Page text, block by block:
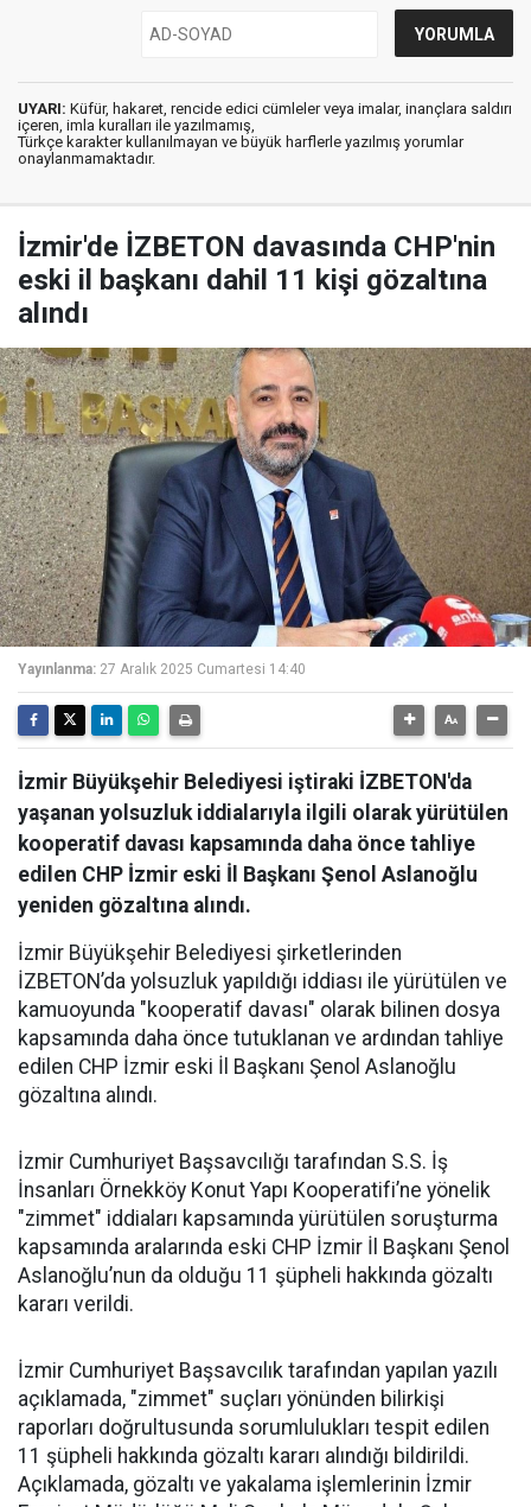
UYARI: Küfür, hakaret, rencide edici cümleler veya imalar, inançlara saldırı
içeren, imla kuralları ile yazılmamış,
Türkçe karakter kullanılmayan ve büyük harflerle yazılmış yorumlar
onaylanmamaktadır.
İzmir'de İZBETON davasında CHP'nin
eski il başkanı dahil 11 kişi gözaltına
alındı
Yayınlanma: 27 Aralık 2025 Cumartesi 14:40
İzmir Büyükşehir Belediyesi iştiraki İZBETON'da
yaşanan yolsuzluk iddialarıyla ilgili olarak yürütülen
kooperatif davası kapsamında daha önce tahliye
edilen CHP İzmir eski İl Başkanı Şenol Aslanoğlu
yeniden gözaltına alındı.
İzmir Büyükşehir Belediyesi şirketlerinden
İZBETON’da yolsuzluk yapıldığı iddiası ile yürütülen ve
kamuoyunda "kooperatif davası" olarak bilinen dosya
kapsamında daha önce tutuklanan ve ardından tahliye
edilen CHP İzmir eski İl Başkanı Şenol Aslanoğlu
gözaltına alındı.
İzmir Cumhuriyet Başsavcılığı tarafından S.S. İş
İnsanları Örnekköy Konut Yapı Kooperatifi’ne yönelik
"zimmet" iddiaları kapsamında yürütülen soruşturma
kapsamında aralarında eski CHP İzmir İl Başkanı Şenol
Aslanoğlu’nun da olduğu 11 şüpheli hakkında gözaltı
kararı verildi.
İzmir Cumhuriyet Başsavcılık tarafından yapılan yazılı
açıklamada, "zimmet" suçları yönünden bilirkişi
raporları doğrultusunda sorumlulukları tespit edilen
11 şüpheli hakkında gözaltı kararı alındığı bildirildi.
Açıklamada, gözaltı ve yakalama işlemlerinin İzmir